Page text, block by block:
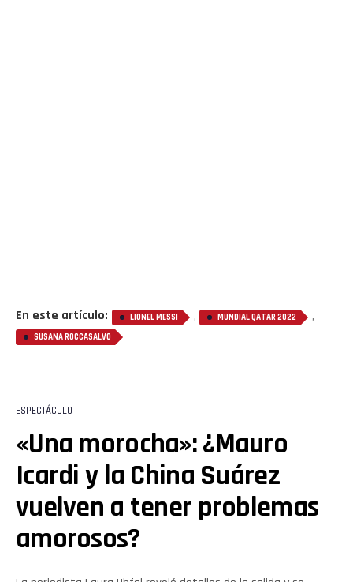
En este artículo: LIONEL MESSI , MUNDIAL QATAR 2022 ,
SUSANA ROCCASALVO
ESPECTÁCULO
«Una morocha»: ¿Mauro
Icardi y la China Suárez
vuelven a tener problemas
amorosos?